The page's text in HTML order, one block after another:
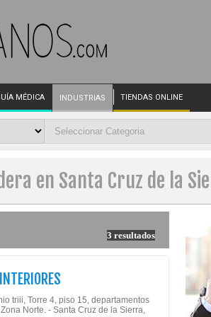
MÉDICA INDUSTRIAS TIENDAS ONLINE
en Santa Cruz de la
3 resultados
triii, Torre 4, piso 15, departamentos
Norte. - Santa Cruz de la Sierra,